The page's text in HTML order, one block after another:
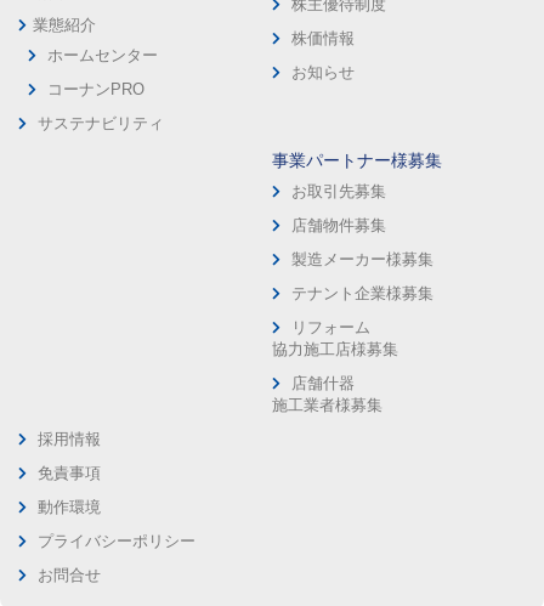
業態紹介
ホームセンター
コーナンPRO
サステナビリティ
株主優待制度
株価情報
お知らせ
事業パートナー様募集
お取引先募集
店舗物件募集
製造メーカー様募集
テナント企業様募集
リフォーム
協力施工店様募集
店舗什器
施工業者様募集
採用情報
免責事項
動作環境
プライバシーポリシー
お問合せ